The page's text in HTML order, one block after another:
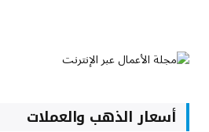
أسعار الذهب والعملات